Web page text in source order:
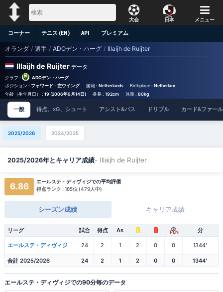
大会 日本 メニュー
コーナー テニス (EN) API プレミアム
オランダ / 選手 / ADOデン・ハーグ / Illaijh de Ruijter
Illaijh de Ruijter データ
クラブ :
ADOデン・ハーグ
ポジション : フォワード - 左ウイング 国籍 :Netherlands Birthplace :Netherlands - Netherlands
年齢（生年月日） : 19 (2006年9月14日) 身長 :192cm 体重 :80kg
一般 得点、xG、シュート アシスト&パス ドリブル カード&ファール
2025/2026 2024/2025
2025/2026年とキャリア成績- Illaijh de Ruijter
6.86
エールステ・ディヴィジでの平均評価
得点ランク : 185位 (479人中)
シーズン成績 キャリア成績
リーグ 試合 得点 As PEN 分
エールステ・ディヴィジ 24 2 1 2 0 0 1344'
合計 2025/2026 24 2 1 2 0 0 1344'
エールステ・ディヴィジでの90分毎のデータ